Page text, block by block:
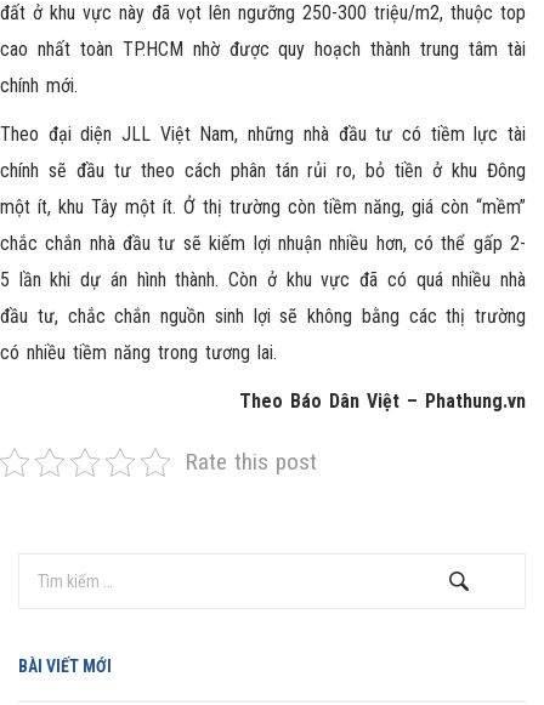
đất ở khu vực này đã vọt lên ngưỡng 250-300 triệu/m2, thuộc top
cao nhất toàn TP.HCM nhờ được quy hoạch thành trung tâm tài
chính mới.
Theo đại diện JLL Việt Nam, những nhà đầu tư có tiềm lực tài
chính sẽ đầu tư theo cách phân tán rủi ro, bỏ tiền ở khu Đông
một ít, khu Tây một ít. Ở thị trường còn tiềm năng, giá còn “mềm”
chắc chắn nhà đầu tư sẽ kiếm lợi nhuận nhiều hơn, có thể gấp 2-
5 lần khi dự án hình thành. Còn ở khu vực đã có quá nhiều nhà
đầu tư, chắc chắn nguồn sinh lợi sẽ không bằng các thị trường
có nhiều tiềm năng trong tương lai.
Theo Báo Dân Việt – Phathung.vn
Rate this post
BÀI VIẾT MỚI